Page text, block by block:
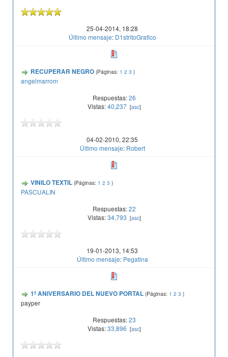
25-04-2014, 18:28
Último mensaje: D1stritoGrafico
RECUPERAR NEGRO (Páginas: 1 2 3 )
angelmarrom
Respuestas:26
Vistas:40,237 [asc]
04-02-2010, 22:35
Último mensaje: Robert
VINILO TEXTIL (Páginas: 1 2 3 )
PASCUALIN
Respuestas:22
Vistas:34,793 [asc]
19-01-2013, 14:53
Último mensaje: Pegatina
1º ANIVERSARIO DEL NUEVO PORTAL (Páginas: 1 2 3 )
payper
Respuestas:23
Vistas:33,896 [asc]